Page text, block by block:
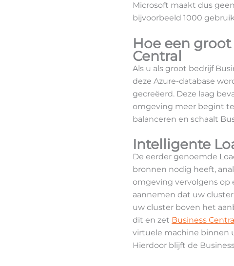
Microsoft maakt dus
bijvoorbeeld 1000
Hoe een
Central
Als u als groot bedrijf
deze Azure-database
gecreëerd. Deze laag
omgeving meer begint
balanceren en schaalt
Intelligente
De eerder genoemde
bronnen nodig heeft,
omgeving vervolgens op
aannemen dat uw
uw cluster boven het
dit en zet Business Central
virtuele machine binnen
Hierdoor blijft de